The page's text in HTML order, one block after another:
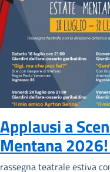
Applausi a
Mentana 2026!
rassegna teatrale estiva